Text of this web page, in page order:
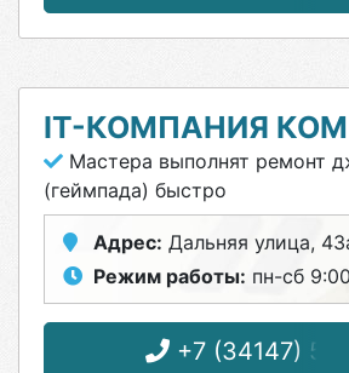
IT-КОМПАНИЯ
Мастера выполнят ремонт
(геймпада) быстро
Адрес: Дальняя улица,
Режим работы: пн-сб
+7 (34147) 5-